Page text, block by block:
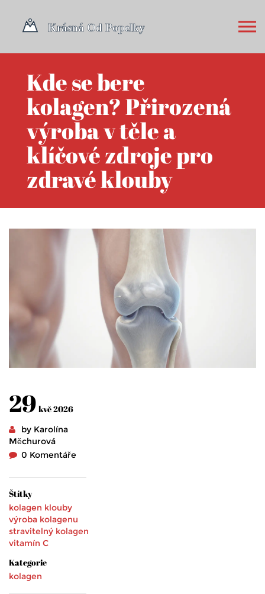
Kde se bere
kolagen? Přirozená
výroba v těle a
klíčové zdroje pro
zdravé klouby
29 kvě 2026
by Karolína
Měchurová
0 Komentáře
Štítky
kolagen klouby
výroba kolagenu
stravitelný kolagen
vitamín C
Kategorie
kolagen